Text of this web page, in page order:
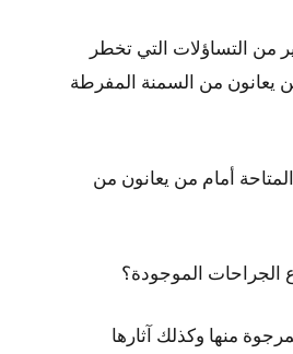
من التساؤلات التي تخطر
يعانون من السمنة المفرطة
أمام من يعانون من
الجراحات الموجودة؟
منها وكذلك آثارها